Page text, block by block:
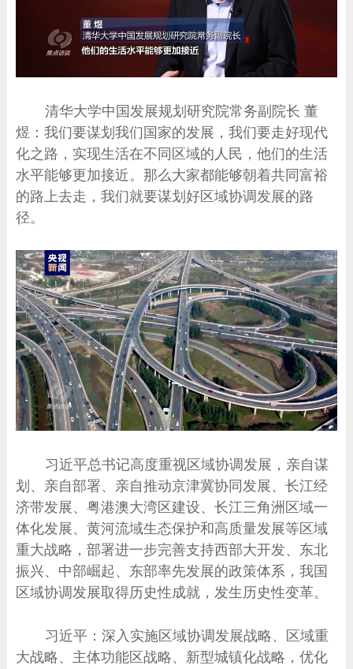
清华大学中国发展规划研究院常务副院长 董
煜：我们要谋划我们国家的发展，我们要走好现代
化之路，实现生活在不同区域的人民，他们的生活
水平能够更加接近。那么大家都能够朝着共同富裕
的路上去走，我们就要谋划好区域协调发展的路
径。
习近平总书记高度重视区域协调发展，亲自谋
划、亲自部署、亲自推动京津冀协同发展、长江经
济带发展、粤港澳大湾区建设、长江三角洲区域一
体化发展、黄河流域生态保护和高质量发展等区域
重大战略，部署进一步完善支持西部大开发、东北
振兴、中部崛起、东部率先发展的政策体系，我国
区域协调发展取得历史性成就，发生历史性变革。
习近平：深入实施区域协调发展战略、区域重
大战略、主体功能区战略、新型城镇化战略，优化